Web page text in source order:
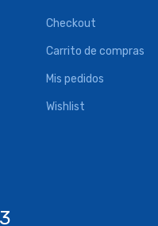
Checkout
Carrito de compras
Mis pedidos
Wishlist